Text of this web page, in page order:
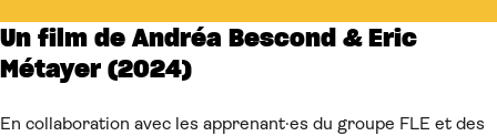
Un film de Andréa Bescond & Eric
Métayer (2024)
En collaboration avec les apprenant·es du groupe FLE et des